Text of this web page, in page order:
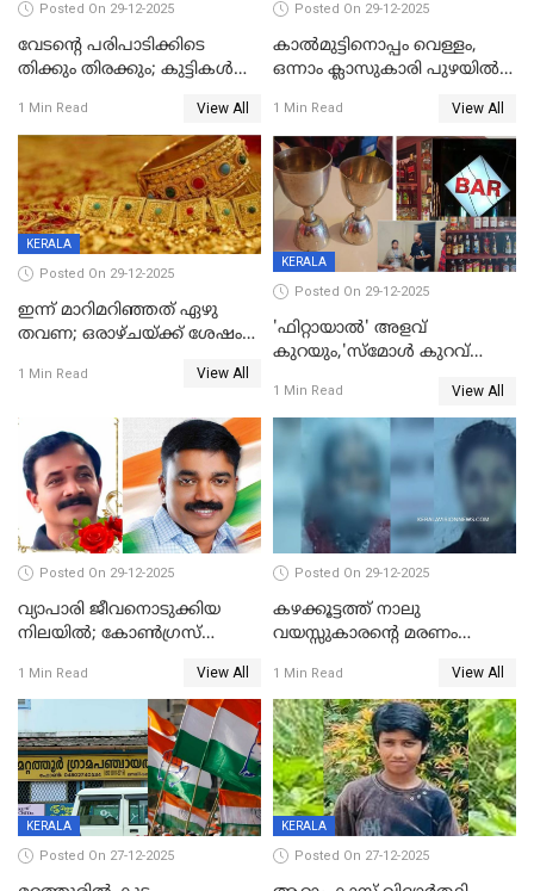
Posted On 29-12-2025
വേടന്റെ പരിപാടിക്കിടെ
തിക്കും തിരക്കും; കുട്ടികള്‍
പരിക്ക്; പാളം മറികടന്ന
യുവാവ് ട്രെയിന്‍ തട്ടി മരിച്ചു
1 Min Read View All
Posted On 29-12-2025
കാൽമുട്ടിനൊപ്പം വെള്ളം,
ഒന്നാം ക്ലാസുകാരി പുഴയിൽ
കുട്ടികൾക്കൊപ്പം
കളിക്കുന്നതിനിടെ
1 Min Read View All
KERALA
Posted On 29-12-2025
ഇന്ന് മാറിമറിഞ്ഞത് ഏഴു
തവണ; ഒരാഴ്ചയ്ക്ക് ശേഷം
1 Min Read View All
KERALA
Posted On 29-12-2025
'ഫിറ്റായാൽ' അളവ്
കുറയും,'സ്‌മോൾ കുറവ്
പിഴ
1 Min Read View All
Posted On 29-12-2025
വ്യാപാരി ജീവനൊടുക്കിയ
നിലയില്‍; കോണ്‍ഗ്രസ്
മാനസികപീഡനമെന്ന് കുറിപ്പ്
1 Min Read View All
Posted On 29-12-2025
കഴക്കൂട്ടത്ത് നാലു
വയസ്സുകാരന്റെ മരണം
സുഹൃത്തും പൊലീസ്
കസ്റ്റഡിയിൽ
1 Min Read View All
KERALA
Posted On 27-12-2025
KERALA
Posted On 27-12-2025